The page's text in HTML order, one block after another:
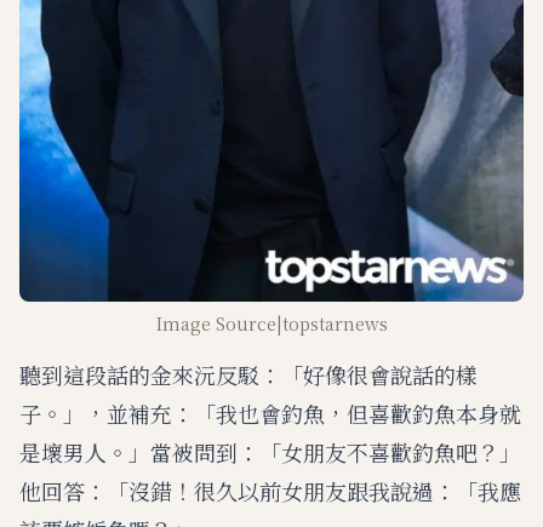
Image Source|topstarnews
聽到這段話的金來沅反駁：「好像很會說話的樣
子。」，並補充：「我也會釣魚，但喜歡釣魚本身就
是壞男人。」當被問到：「女朋友不喜歡釣魚吧？」
他回答：「沒錯！很久以前女朋友跟我說過：「我應